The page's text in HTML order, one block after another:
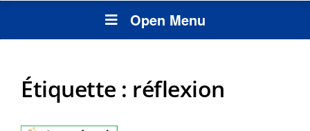
Open Menu
Étiquette : réflexion